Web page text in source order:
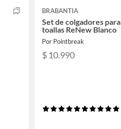
BRABANTIA
Set de colgadores para
toallas ReNew Blanco
Por Pointbreak
$ 10.990